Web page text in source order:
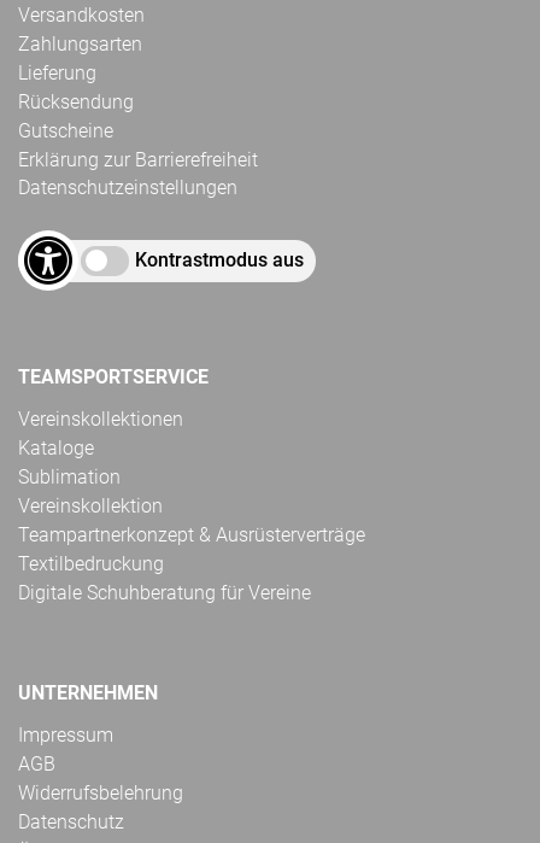
Versandkosten
Zahlungsarten
Lieferung
Rücksendung
Gutscheine
Erklärung zur Barrierefreiheit
Datenschutzeinstellungen
Kontrastmodus aus
TEAMSPORTSERVICE
Vereinskollektionen
Kataloge
Sublimation
Vereinskollektion
Teampartnerkonzept & Ausrüsterverträge
Textilbedruckung
Digitale Schuhberatung für Vereine
UNTERNEHMEN
Impressum
AGB
Widerrufsbelehrung
Datenschutz